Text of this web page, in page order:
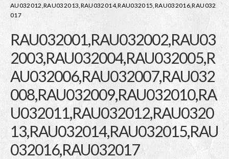
AU032012,RAU032013,RAU032014,RAU032015,RAU032016,RAU032
017
RAU032001,RAU032002,RAU03
2003,RAU032004,RAU032005,R
AU032006,RAU032007,RAU032
008,RAU032009,RAU032010,RA
U032011,RAU032012,RAU0320
13,RAU032014,RAU032015,RAU
032016,RAU032017